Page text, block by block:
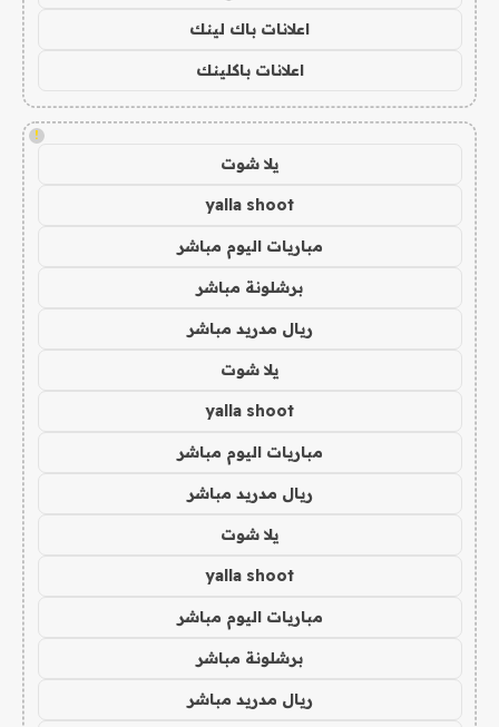
اعلانات باك لينك
اعلانات باكلينك
!
يلا شوت
yalla shoot
مباريات اليوم مباشر
برشلونة مباشر
ريال مدريد مباشر
يلا شوت
yalla shoot
مباريات اليوم مباشر
ريال مدريد مباشر
يلا شوت
yalla shoot
مباريات اليوم مباشر
برشلونة مباشر
ريال مدريد مباشر